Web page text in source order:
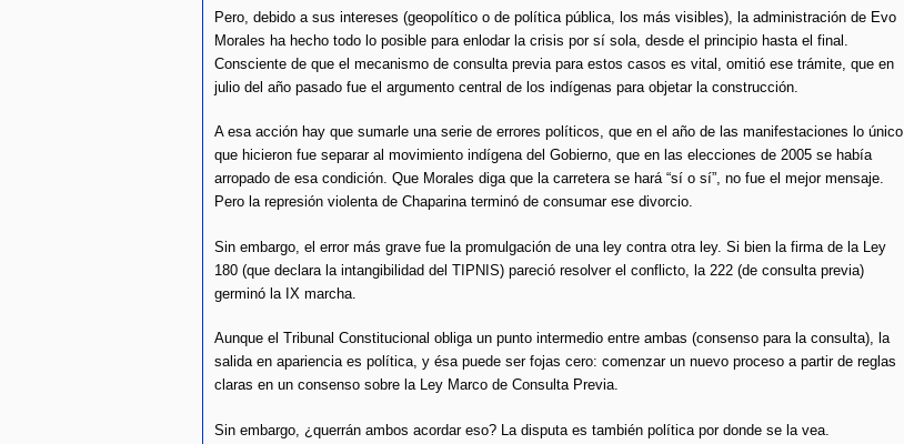
Pero, debido a sus intereses (geopolítico o de política pública, los más visibles), la administración de Evo
Morales ha hecho todo lo posible para enlodar la crisis por sí sola, desde el principio hasta el final.
Consciente de que el mecanismo de consulta previa para estos casos es vital, omitió ese trámite, que en
julio del año pasado fue el argumento central de los indígenas para objetar la construcción.
A esa acción hay que sumarle una serie de errores políticos, que en el año de las manifestaciones lo único
que hicieron fue separar al movimiento indígena del Gobierno, que en las elecciones de 2005 se había
arropado de esa condición. Que Morales diga que la carretera se hará “sí o sí”, no fue el mejor mensaje.
Pero la represión violenta de Chaparina terminó de consumar ese divorcio.
Sin embargo, el error más grave fue la promulgación de una ley contra otra ley. Si bien la firma de la Ley
180 (que declara la intangibilidad del TIPNIS) pareció resolver el conflicto, la 222 (de consulta previa)
germinó la IX marcha.
Aunque el Tribunal Constitucional obliga un punto intermedio entre ambas (consenso para la consulta), la
salida en apariencia es política, y ésa puede ser fojas cero: comenzar un nuevo proceso a partir de reglas
claras en un consenso sobre la Ley Marco de Consulta Previa.
Sin embargo, ¿querrán ambos acordar eso? La disputa es también política por donde se la vea.